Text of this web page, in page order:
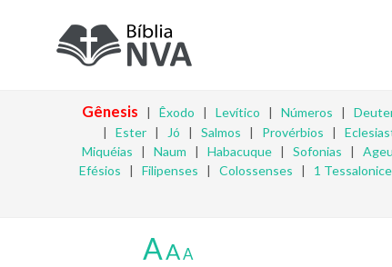
Gênesis | Êxodo | Levítico | Números |
| Ester| Jó | Salmos | Provérbios |
Miquéias | Naum | Habacuque | Sofonias | Ageu
Efésios | Filipenses | Colossenses | 1
AAA